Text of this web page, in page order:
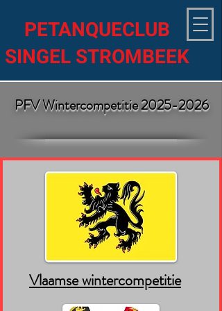
PETANQUECLUB
SINGEL STROMBEEK
PFV Wintercompetitie2025-2026
Vlaamse wintercompetitie